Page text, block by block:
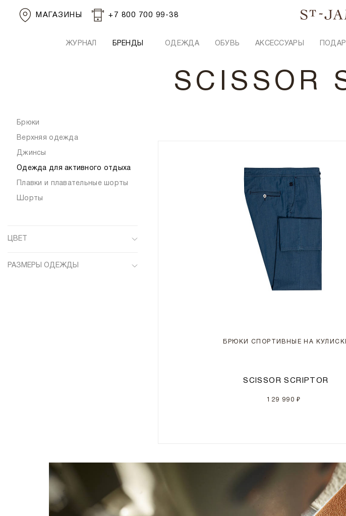
МАГАЗИНЫ +7 800 700 99-38
ЖУРНАЛ БРЕНДЫ ОДЕЖДА ОБУВЬ АКСЕССУАРЫ
SCISSOR
Брюки
Верхняя одежда
Джинсы
Одежда для активного отдыха
Плавки и плавательные шорты
Шорты
ЦВЕТ
РАЗМЕРЫ ОДЕЖДЫ
БРЮКИ СПОРТИВНЫЕ НА
SCISSOR SCRIPTOR
129 990 ₽